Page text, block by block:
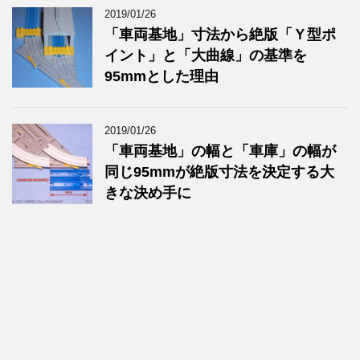
2019/01/26
「車両基地」寸法から絶版「Ｙ型ポ
イント」と「大曲線」の基準を
95mmとした理由
2019/01/26
「車両基地」の幅と「車庫」の幅が
同じ95mmが絶版寸法を決定する大
きな決め手に